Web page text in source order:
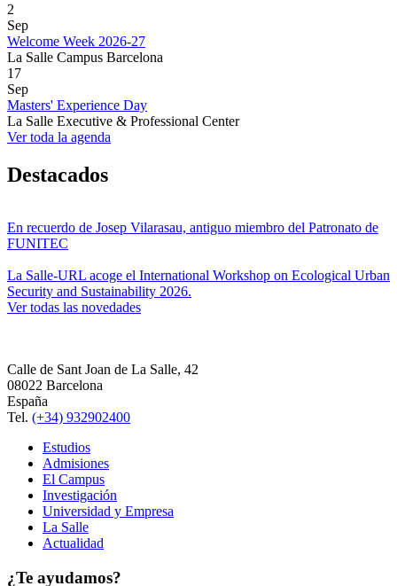
2
Sep
Welcome Week 2026-27
La Salle Campus Barcelona
17
Sep
Masters' Experience Day
La Salle Executive & Professional Center
Ver toda la agenda
Destacados
En recuerdo de Josep Vilarasau, antiguo miembro del Patronato de
FUNITEC
La Salle-URL acoge el International Workshop on Ecological Urban
Security and Sustainability 2026.
Ver todas las novedades
Calle de Sant Joan de La Salle, 42
08022 Barcelona
España
Tel. (+34) 932902400
Estudios
Admisiones
El Campus
Investigación
Universidad y Empresa
La Salle
Actualidad
¿Te ayudamos?